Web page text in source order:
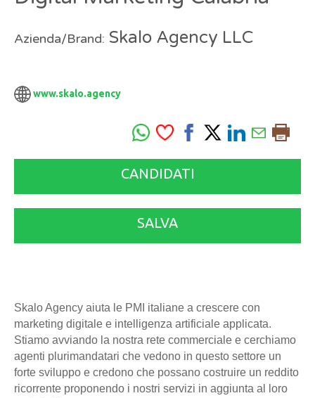
Azienda/Brand: Skalo Agency LLC
www.skalo.agency
CANDIDATI
SALVA
Skalo Agency aiuta le PMI italiane a crescere con
marketing digitale e intelligenza artificiale applicata.
Stiamo avviando la nostra rete commerciale e cerchiamo
agenti plurimandatari che vedono in questo settore un
forte sviluppo e credono che possano costruire un reddito
ricorrente proponendo i nostri servizi in aggiunta al loro